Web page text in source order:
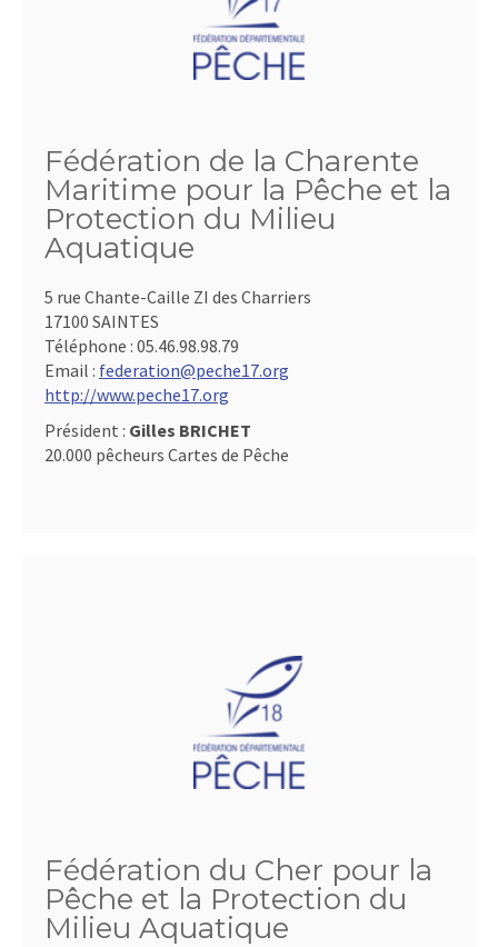
Fédération de la Charente
Maritime pour la Pêche et la
Protection du Milieu
Aquatique
5 rue Chante-Caille ZI des Charriers
17100 SAINTES
Téléphone : 05.46.98.98.79
Email : federation@peche17.org
http://www.peche17.org
Président : Gilles BRICHET
20.000 pêcheurs Cartes de Pêche
Fédération du Cher pour la
Pêche et la Protection du
Milieu Aquatique